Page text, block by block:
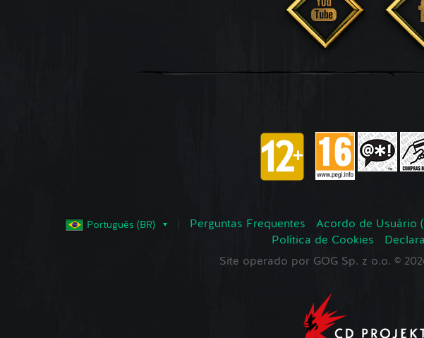
Português (BR) Perguntas Frequentes Acordo de Usuário
Política de Cookies
Site operado por GOG Sp. z o.o. ©